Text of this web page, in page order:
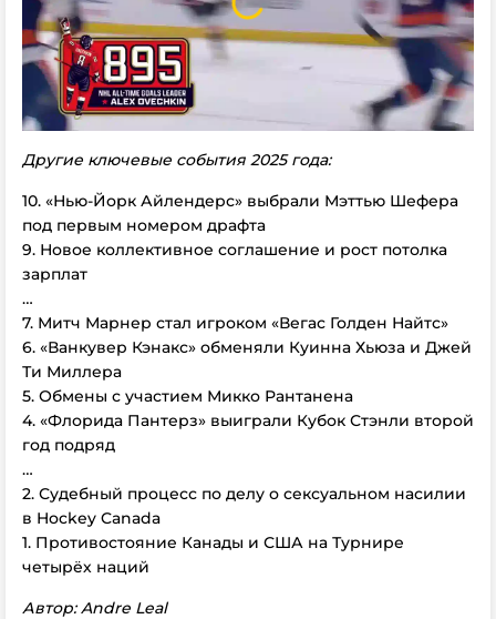
Другие ключевые события 2025 года:
10. «Нью-Йорк Айлендерс» выбрали Мэттью Шефера
под первым номером драфта
9. Новое коллективное соглашение и рост потолка
зарплат
…
7. Митч Марнер стал игроком «Вегас Голден Найтс»
6. «Ванкувер Кэнакс» обменяли Куинна Хьюза и Джей
Ти Миллера
5. Обмены с участием Микко Рантанена
4. «Флорида Пантерз» выиграли Кубок Стэнли второй
год подряд
…
2. Судебный процесс по делу о сексуальном насилии
в Hockey Canada
1. Противостояние Канады и США на Турнире
четырёх наций
Автор: Andre Leal